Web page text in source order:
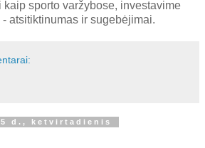
kaip sporto varžybose, investavime
atsitiktinumas ir sugebėjimai.
d., ketvirtadienis